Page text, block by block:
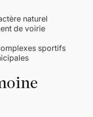
naturel
de voirie
sportifs